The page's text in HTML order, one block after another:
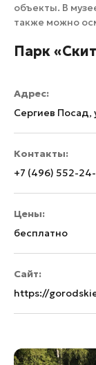
объекты. В
также можно
Парк
Адрес:
Сергиев Посад,
Контакты:
+7 (496) 552-
Цены:
бесплатно
Сайт:
https://